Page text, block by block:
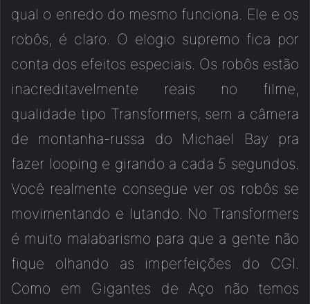
qual o enredo do mesmo funciona. Ele e os
robôs, é claro. O elogio supremo fica por
conta dos efeitos especiais. Os robôs estão
inacreditavelmente reais no filme,
qualidade tipo Transformers, sem a câmera
de montanha-russa do Michael Bay pra
fazer looping e girando a cada 5 segundos.
Você realmente consegue ver os robôs se
movimentando e lutando. No Transformers
é muito malabarismo para que a gente não
fique olhando as imperfeições do CGI.
Como em Gigantes de Aço não temos